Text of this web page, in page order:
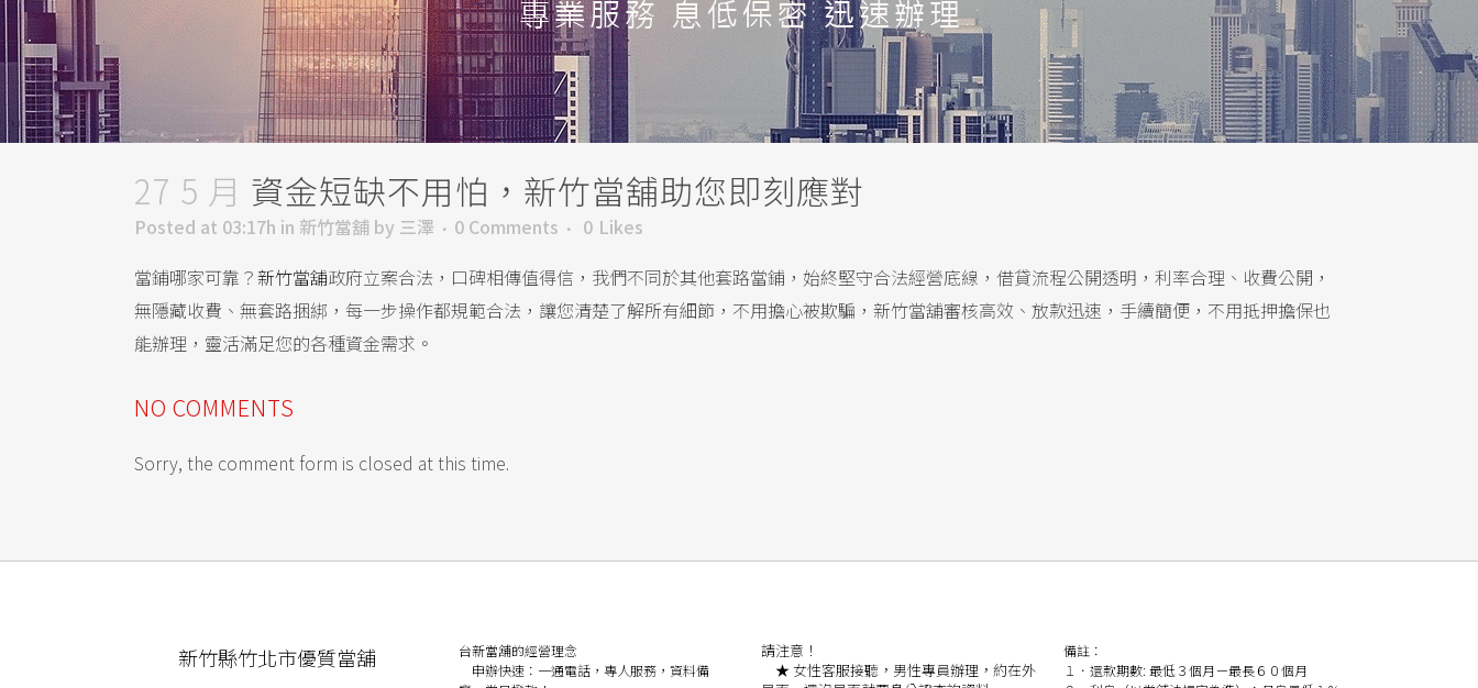
27 5 月 資金短缺不用怕，新竹當舖助您即刻應對
Posted at 03:17h in 新竹當舖 by 三澤 0 Comments 0 Likes
當鋪哪家可靠？新竹當舖政府立案合法，口碑相傳值得信，我們不同於其他套路當鋪，始終堅守合法經營底線，借貸流程公開透明，利率合理、收費公開，
無隱藏收費、無套路捆綁，每一步操作都規範合法，讓您清楚了解所有細節，不用擔心被欺騙，新竹當舖審核高效、放款迅速，手續簡便，不用抵押擔保也
能辦理，靈活滿足您的各種資金需求。
NO COMMENTS
Sorry, the comment form is closed at this time.
新竹縣竹北市優質當舖
台新當舖的經營理念
申辦快速： 一通電話，專人服務，資料備
請注意！
★女性客服接聽，男性專員辦理，約在外
備註：
１．還款期數: 最低３個月－最長６０個月